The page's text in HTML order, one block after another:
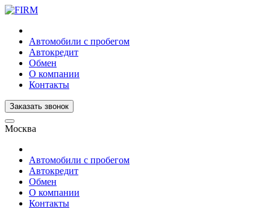
Автомобили с пробегом
Автокредит
Обмен
О компании
Контакты
Заказать звонок
Москва
Автомобили с пробегом
Автокредит
Обмен
О компании
Контакты